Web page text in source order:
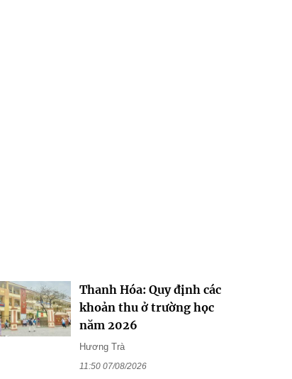
Thanh Hóa: Quy định các
khoản thu ở trường học
năm 2026
Hương Trà
11:50 07/08/2026